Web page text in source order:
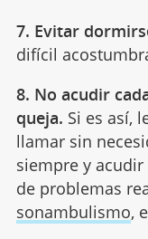
7. Evitar
difícil
8. No acudir
queja. Si es así,
llamar sin
siempre y
de problemas
sonambulismo,